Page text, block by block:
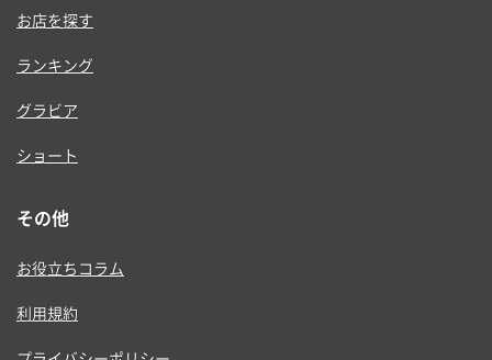
お店を探す
ランキング
グラビア
ショート
その他
お役立ちコラム
利用規約